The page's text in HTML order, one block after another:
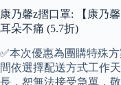
康乃馨z摺口罩: 【康乃
耳朵不痛 (5.7折)
✅本次優惠為團購特殊
間依選擇配送方式工作
長，恕無法接受急單，